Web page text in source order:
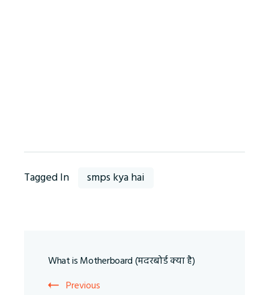
Tagged In smps kya hai
Navigation
What is Motherboard (मदरबोर्ड क्‍या है)
Previous